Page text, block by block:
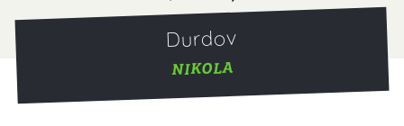
Durdov
NIKOLA